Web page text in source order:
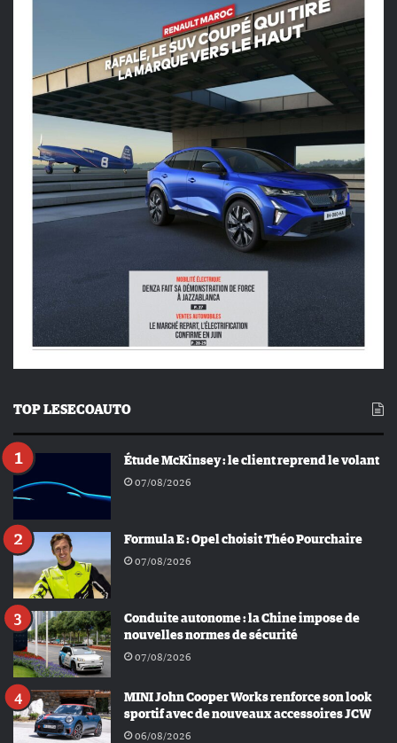
TOP LESECOAUTO
Étude McKinsey : le client reprend le volant
07/08/2026
Formula E : Opel choisit Théo Pourchaire
07/08/2026
Conduite autonome : la Chine impose de
nouvelles normes de sécurité
07/08/2026
MINI John Cooper Works renforce son look
sportif avec de nouveaux accessoires JCW
06/08/2026